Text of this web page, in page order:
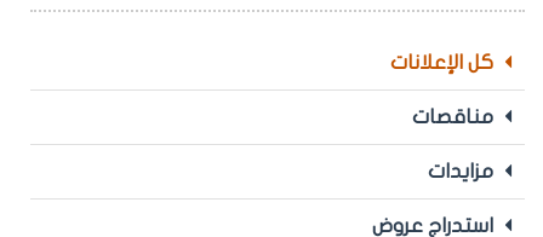
كل الإعلانات
مناقصات
مزايدات
استدراج عروض